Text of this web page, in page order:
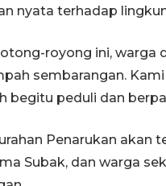
nyata terhadap
royong ini, warga
sembarangan.
begitu peduli dan
Penarukan akan
Subak, dan warga